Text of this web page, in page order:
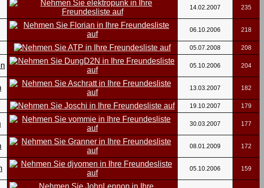
14.02.2007 235
06.10.2006 218
05.07.2008 208
05.10.2006 204
13.03.2007 182
19.10.2007 179
30.03.2007 177
08.01.2009 172
05.10.2006 159